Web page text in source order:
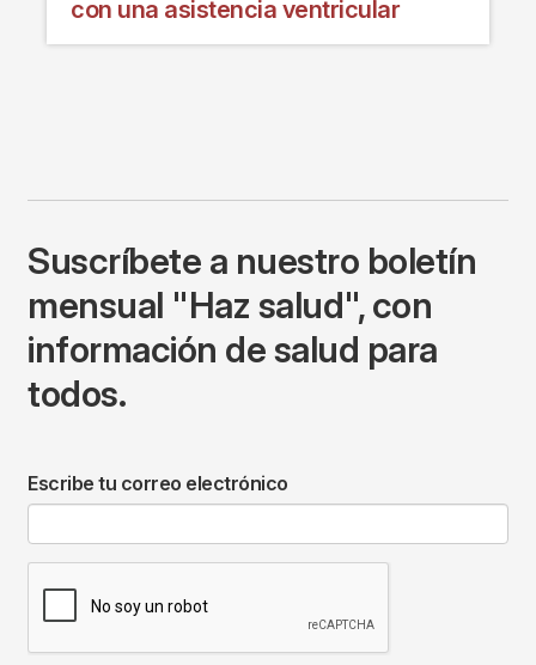
con una asistencia ventricular
Suscríbete a nuestro boletín
mensual "Haz salud", con
información de salud para
todos.
Escribe tu correo electrónico